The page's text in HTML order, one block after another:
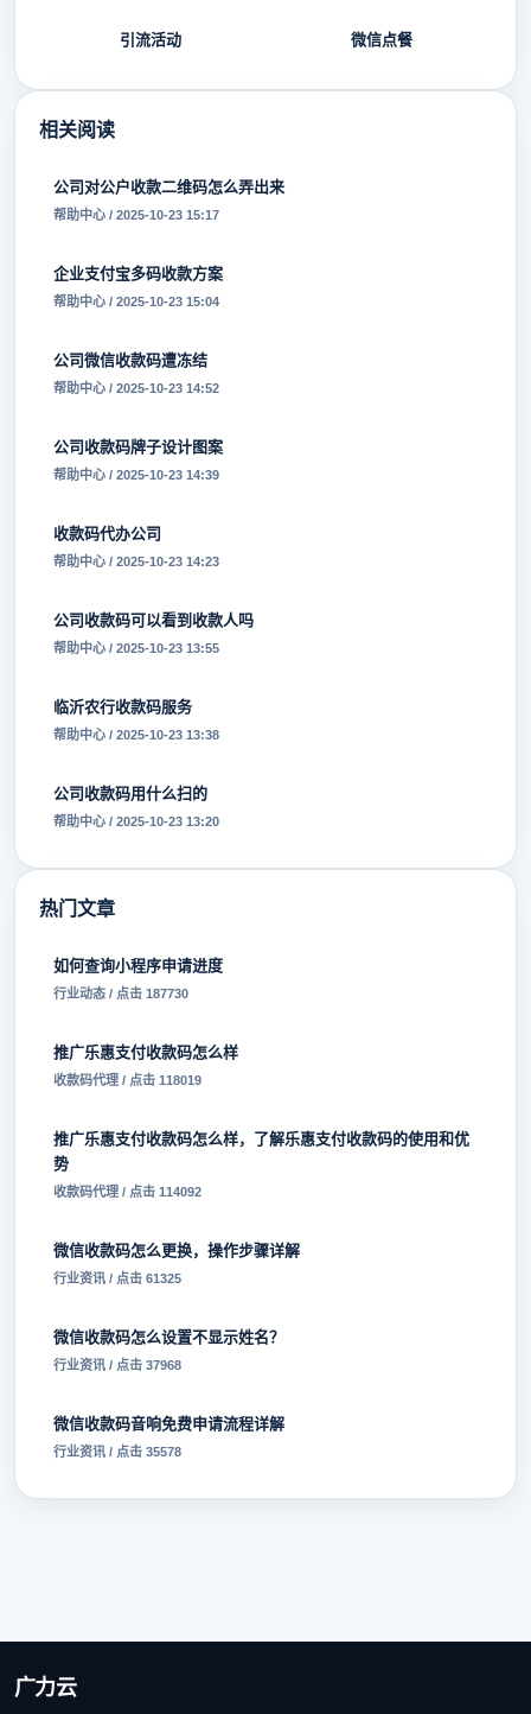
引流活动 微信点餐
相关阅读
公司对公户收款二维码怎么弄出来
帮助中心 / 2025-10-23 15:17
企业支付宝多码收款方案
帮助中心 / 2025-10-23 15:04
公司微信收款码遭冻结
帮助中心 / 2025-10-23 14:52
公司收款码牌子设计图案
帮助中心 / 2025-10-23 14:39
收款码代办公司
帮助中心 / 2025-10-23 14:23
公司收款码可以看到收款人吗
帮助中心 / 2025-10-23 13:55
临沂农行收款码服务
帮助中心 / 2025-10-23 13:38
公司收款码用什么扫的
帮助中心 / 2025-10-23 13:20
热门文章
如何查询小程序申请进度
行业动态 / 点击 187730
推广乐惠支付收款码怎么样
收款码代理 / 点击 118019
推广乐惠支付收款码怎么样，了解乐惠支付收款码的使用和优
势
收款码代理 / 点击 114092
微信收款码怎么更换，操作步骤详解
行业资讯 / 点击 61325
微信收款码怎么设置不显示姓名？
行业资讯 / 点击 37968
微信收款码音响免费申请流程详解
行业资讯 / 点击 35578
广力云